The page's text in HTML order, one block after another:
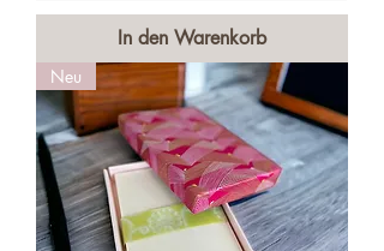
In den Warenkorb
Neu